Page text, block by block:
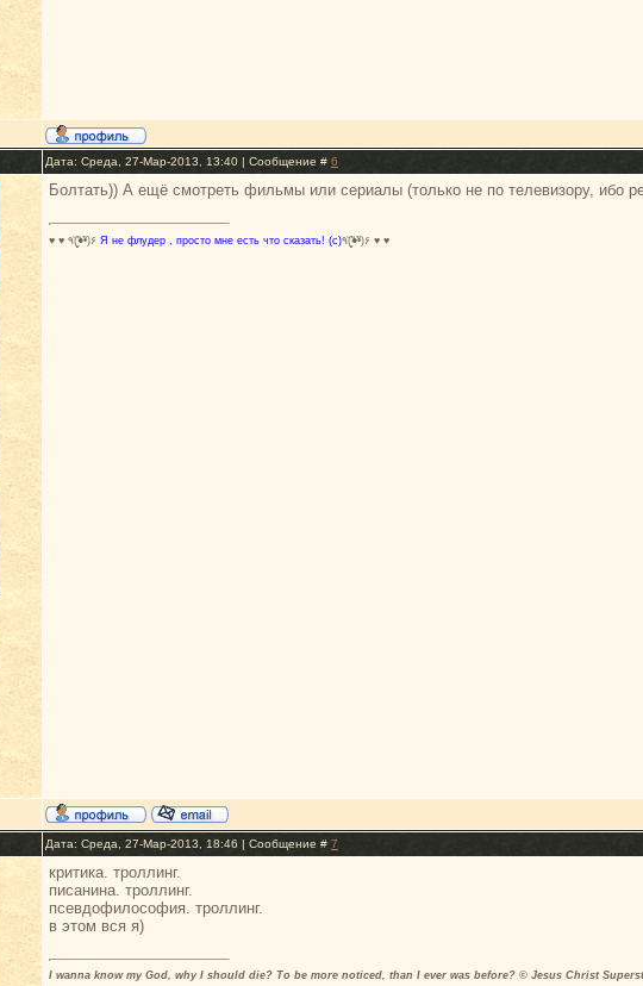
Дата: Среда, 27-Мар-2013, 13:40 | Сообщение # 6
Болтать)) А ещё смотреть фильмы или сериалы (только не по телевизору, ибо
♥ ♥ ٩(̾●̮̮̃̾•̃̾)۶ Я не флудер , просто мне есть что сказать! (с) ٩(̾●̮̮̃̾•̃̾)۶ ♥ ♥
Дата: Среда, 27-Мар-2013, 18:46 | Сообщение # 7
критика. троллинг.
писанина. троллинг.
псевдофилософия. троллинг.
в этом вся я)
I wanna know my God, why I should die? To be more noticed, than I ever was before? © Jesus Christ